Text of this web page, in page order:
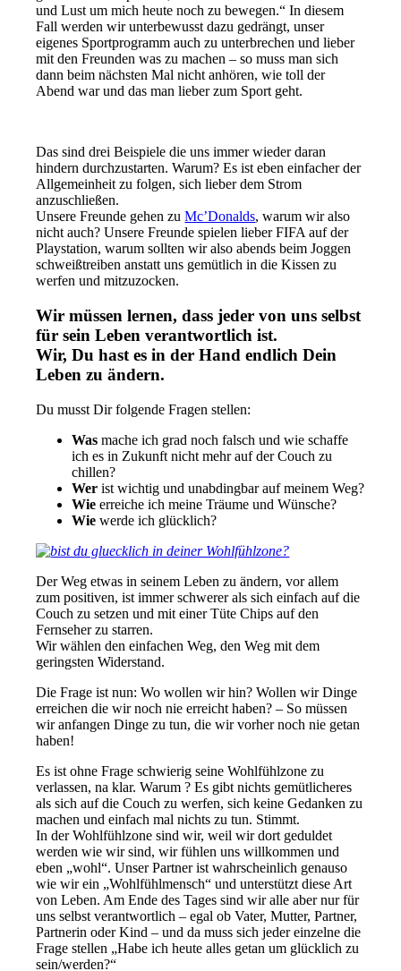
und Lust um mich heute noch zu bewegen.“ In diesem
Fall werden wir unterbewusst dazu gedrängt, unser
eigenes Sportprogramm auch zu unterbrechen und lieber
mit den Freunden was zu machen – so muss man sich
dann beim nächsten Mal nicht anhören, wie toll der
Abend war und das man lieber zum Sport geht.
Das sind drei Beispiele die uns immer wieder daran
hindern durchzustarten. Warum? Es ist eben einfacher der
Allgemeinheit zu folgen, sich lieber dem Strom
anzuschließen.
Unsere Freunde gehen zuMc’Donalds, warum wir also
nicht auch? Unsere Freunde spielen lieber FIFA auf der
Playstation, warum sollten wir also abends beim Joggen
schweißtreiben anstatt uns gemütlich in die Kissen zu
werfen und mitzuzocken.
Wir müssen lernen, dass jeder von uns selbst
für sein Leben verantwortlich ist.
Wir, Du hast es in der Hand endlich Dein
Leben zu ändern.
Du musst Dir folgende Fragen stellen:
Was mache ich grad noch falsch und wie schaffe
ich es in Zukunft nicht mehr auf der Couch zu
chillen?
Wer ist wichtig und unabdingbar auf meinem Weg?
Wie erreiche ich meine Träume und Wünsche?
Wie werde ich glücklich?
Der Weg etwas in seinem Leben zu ändern, vor allem
zum positiven, ist immer schwerer als sich einfach auf die
Couch zu setzen und mit einer Tüte Chips auf den
Fernseher zu starren.
Wir wählen den einfachen Weg, den Weg mit dem
geringsten Widerstand.
Die Frage ist nun: Wo wollen wir hin? Wollen wir Dinge
erreichen die wir noch nie erreicht haben? – So müssen
wir anfangen Dinge zu tun, die wir vorher noch nie getan
haben!
Es ist ohne Frage schwierig seine Wohlfühlzone zu
verlassen, na klar. Warum ? Es gibt nichts gemütlicheres
als sich auf die Couch zu werfen, sich keine Gedanken zu
machen und einfach mal nichts zu tun. Stimmt.
In der Wohlfühlzone sind wir, weil wir dort geduldet
werden wie wir sind, wir fühlen uns willkommen und
eben „wohl“. Unser Partner ist wahrscheinlich genauso
wie wir ein „Wohlfühlmensch“ und unterstützt diese Art
von Leben. Am Ende des Tages sind wir alle aber nur für
uns selbst verantwortlich – egal ob Vater, Mutter, Partner,
Partnerin oder Kind – und da muss sich jeder einzelne die
Frage stellen „Habe ich heute alles getan um glücklich zu
sein/werden?“